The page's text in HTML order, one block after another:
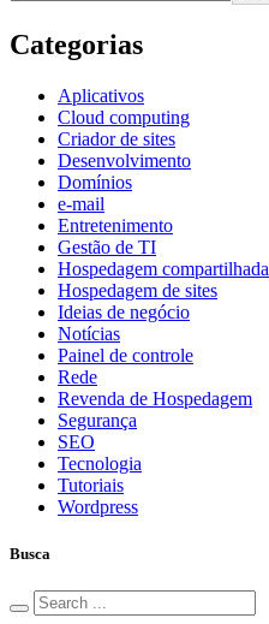
Categorias
Aplicativos
Cloud computing
Criador de sites
Desenvolvimento
Domínios
e-mail
Entretenimento
Gestão de TI
Hospedagem compartilhada
Hospedagem de sites
Ideias de negócio
Notícias
Painel de controle
Rede
Revenda de Hospedagem
Segurança
SEO
Tecnologia
Tutoriais
Wordpress
Busca